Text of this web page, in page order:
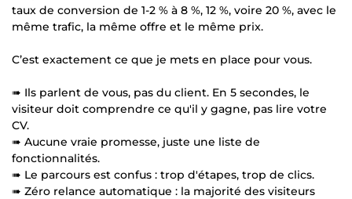
taux de conversion de 1-2 % à 8 %, 12 %, voire 20 %, avec le
même trafic, la même offre et le même prix.
C’est exactement ce que je mets en place pour vous.
➠ Ils parlent de vous, pas du client. En 5 secondes, le
visiteur doit comprendre ce qu'il y gagne, pas lire votre
CV.
➠ Aucune vraie promesse, juste une liste de
fonctionnalités.
➠ Le parcours est confus : trop d'étapes, trop de clics.
➠ Zéro relance automatique : la majorité des visiteurs